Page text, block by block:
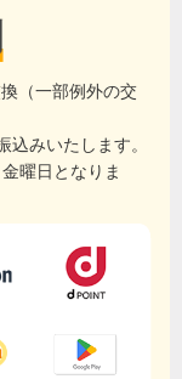
（一部例外の交
みいたします。
曜日となりま